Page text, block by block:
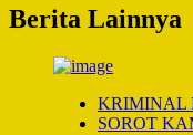
Berita Lainnya
KRIMINAL
SOROT